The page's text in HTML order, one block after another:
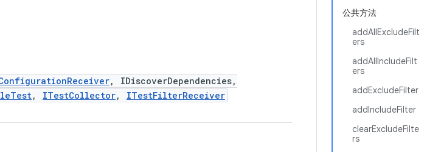
公共方法
addAllExcludeFilt
ers
addAllIncludeFilt
ers
addExcludeFilter
addIncludeFilter
clearExcludeFilte
rs
, IDiscoverDependencies,
, ITestCollector, ITestFilterReceiver